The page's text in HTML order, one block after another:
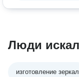
Люди
изготовление зеркал